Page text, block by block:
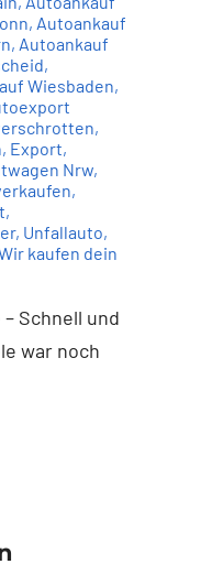
, Autoankauf
, Autoankauf
,
Wiesbaden,
,
, Export,
Nrw,
,
,
, Unfallauto,
kaufen dein
Schnell und
war noch